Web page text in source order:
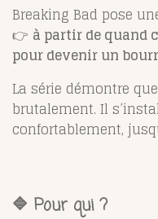
Breaking Bad pose
👉 à partir de quand
pour devenir un
La série démontre
brutalement. Il
confortablement,
🔷 Pour qui ?